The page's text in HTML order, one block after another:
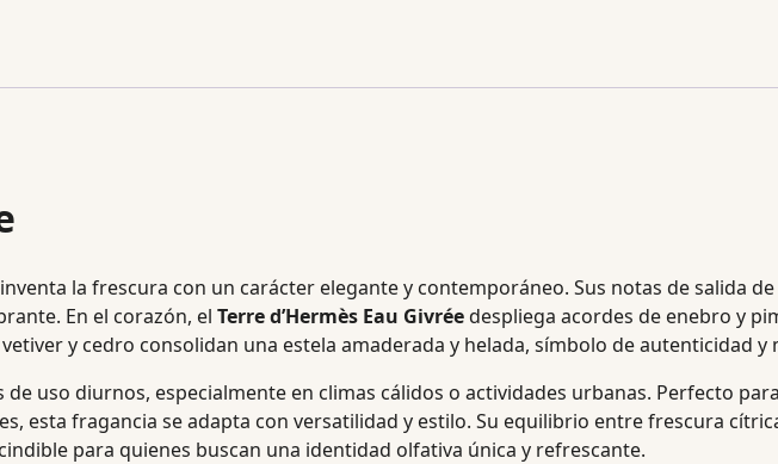
la frescura con un carácter elegante y contemporáneo. Sus notas de salida
En el corazón, el Terre d’Hermès Eau Givréedespliega acordes de enebro y
y cedro consolidan una estela amaderada y helada, símbolo de autenticidad y
de uso diurnos, especialmente en climas cálidos o actividades urbanas. Perfecto
esta fragancia se adapta con versatilidad y estilo. Su equilibrio entre frescura
para quienes buscan una identidad olfativa única y refrescante.